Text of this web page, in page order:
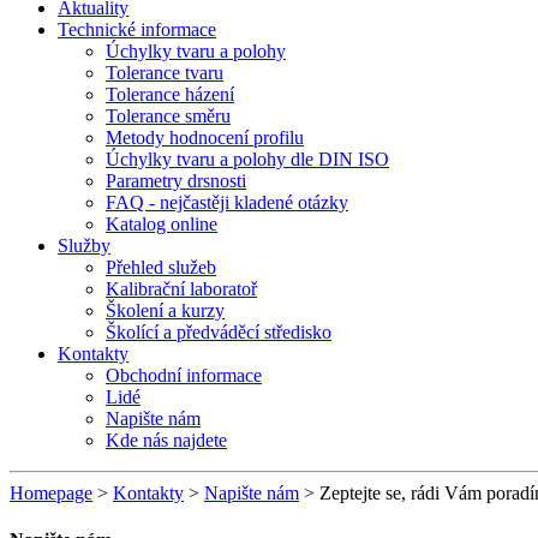
Aktuality
Technické informace
Úchylky tvaru a polohy
Tolerance tvaru
Tolerance házení
Tolerance směru
Metody hodnocení profilu
Úchylky tvaru a polohy dle DIN ISO
Parametry drsnosti
FAQ - nejčastěji kladené otázky
Katalog online
Služby
Přehled služeb
Kalibrační laboratoř
Školení a kurzy
Školící a předváděcí středisko
Kontakty
Obchodní informace
Lidé
Napište nám
Kde nás najdete
Homepage > Kontakty > Napište nám > Zeptejte se, rádi Vám